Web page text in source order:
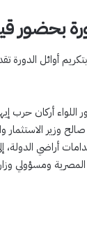
بحضور
أوائل الدورة
أركان حرب
وزير الاستثمار
أراضي
ومسؤولي